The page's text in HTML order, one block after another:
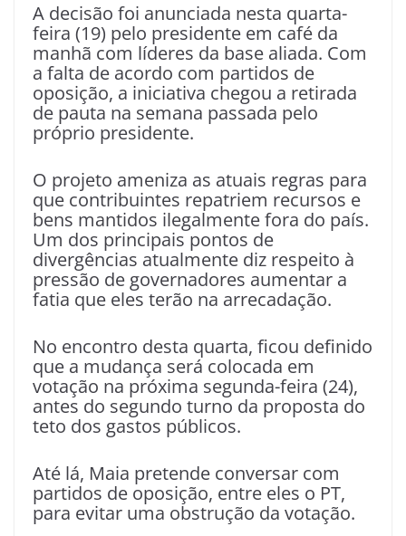
A decisão foi anunciada nesta quarta-
feira (19) pelo presidente em café da
manhã com líderes da base aliada. Com
a falta de acordo com partidos de
oposição, a iniciativa chegou a retirada
de pauta na semana passada pelo
próprio presidente.
O projeto ameniza as atuais regras para
que contribuintes repatriem recursos e
bens mantidos ilegalmente fora do país.
Um dos principais pontos de
divergências atualmente diz respeito à
pressão de governadores aumentar a
fatia que eles terão na arrecadação.
No encontro desta quarta, ficou definido
que a mudança será colocada em
votação na próxima segunda-feira (24),
antes do segundo turno da proposta do
teto dos gastos públicos.
Até lá, Maia pretende conversar com
partidos de oposição, entre eles o PT,
para evitar uma obstrução da votação.